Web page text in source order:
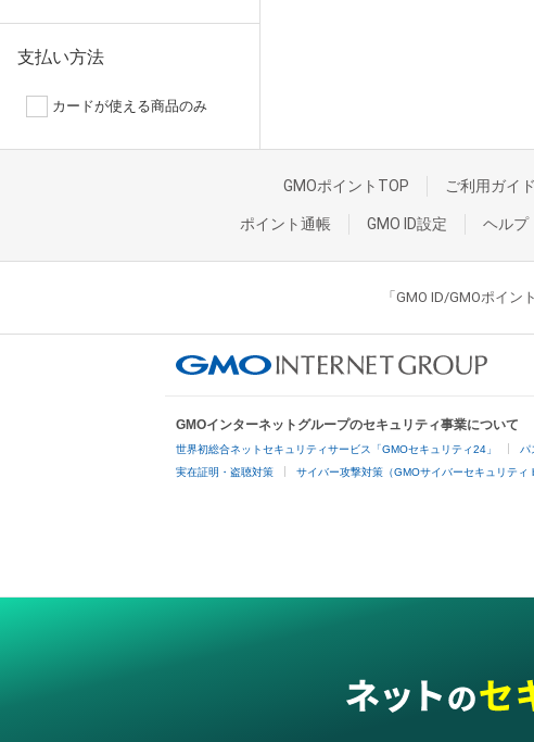
支払い方法
カードが使える商品のみ
GMOポイントTOP ご利用ガイド
ポイント通帳 GMO ID設定 ヘルプ
「GMO ID/GMOポイ
GMOインターネットグループのセキュリティ事業について
世界初総合ネットセキュリティサービス「GMOセキュリティ24」 パ
実在証明・盗聴対策 サイバー攻撃対策（GMOサイバーセキュリティ